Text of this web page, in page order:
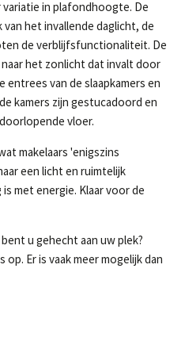
in plafondhoogte. De
het invallende daglicht, de
de verblijfsfunctionaliteit. De
het zonlicht dat invalt door
entrees van de slaapkamers en
kamers zijn gestucadoord en
vloer.
makelaars 'enigszins
een licht en ruimtelijk
met energie. Klaar voor de
u gehecht aan uw plek?
Er is vaak meer mogelijk dan